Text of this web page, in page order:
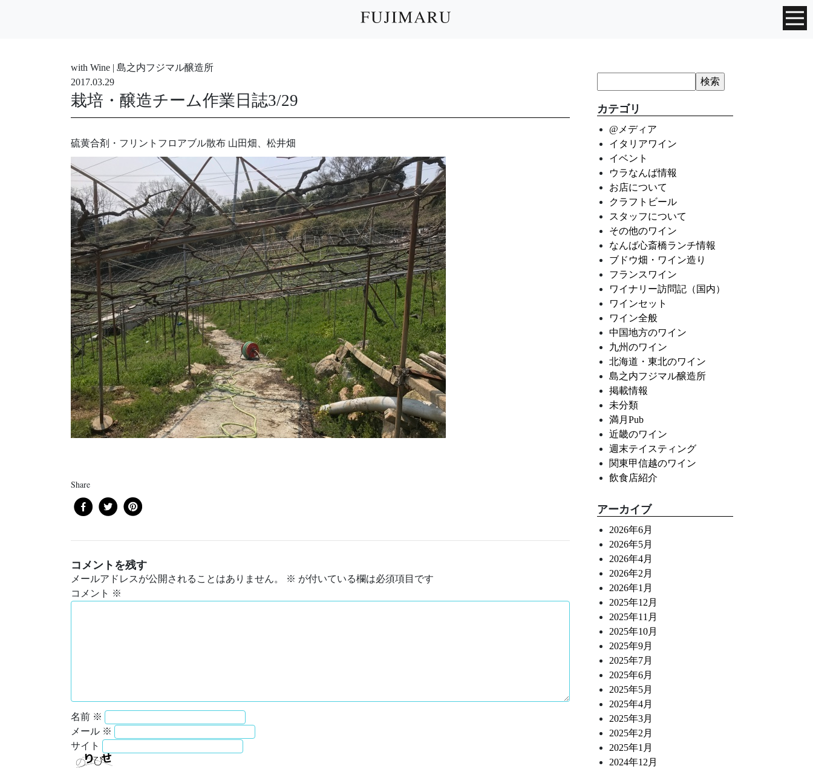
with Wine | 島之内フジマル醸造所
2017.03.29
栽培・醸造チーム作業日誌3/29
硫黄合剤・フリントフロアブル散布 山田畑、松井畑
Share
コメントを残す
メールアドレスが公開されることはありません。 ※ が付いている欄は必須項目です
コメント ※
名前 ※
メール ※
サイト
カテゴリ
@メディア
イタリアワイン
イベント
ウラなんば情報
お店について
クラフトビール
スタッフについて
その他のワイン
なんば心斎橋ランチ情報
ブドウ畑・ワイン造り
フランスワイン
ワイナリー訪問記（国内）
ワインセット
ワイン全般
中国地方のワイン
九州のワイン
北海道・東北のワイン
島之内フジマル醸造所
掲載情報
未分類
満月Pub
近畿のワイン
週末テイスティング
関東甲信越のワイン
飲食店紹介
アーカイブ
2026年6月
2026年5月
2026年4月
2026年2月
2026年1月
2025年12月
2025年11月
2025年10月
2025年9月
2025年7月
2025年6月
2025年5月
2025年4月
2025年3月
2025年2月
2025年1月
2024年12月